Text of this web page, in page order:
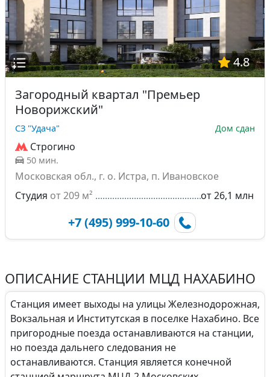
4.8
Загородный квартал "Премьер
Новорижский"
СЗ "Удача" Дом сдан
Строгино
50 мин.
Московская обл., г. о. Истра, п. Ивановское
Студия от 209 м² от 26,1 млн
+7 (495) 999-10-60
ОПИСАНИЕ СТАНЦИИ МЦД НАХАБИНО
Станция имеет выходы на улицы Железнодорожная,
Вокзальная и Институтская в поселке Нахабино. Все
пригородные поезда останавливаются на станции,
но поезда дальнего следования не
останавливаются. Станция является конечной